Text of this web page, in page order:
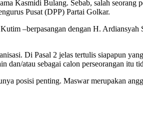
Kasmidi Bulang. Sebab, salah seorang
Pusat (DPP) Partai Golkar.
–berpasangan dengan H.
Di Pasal 2 jelas tertulis siapapun
atau sebagai calon perseorangan itu
posisi penting. Maswar merupakan